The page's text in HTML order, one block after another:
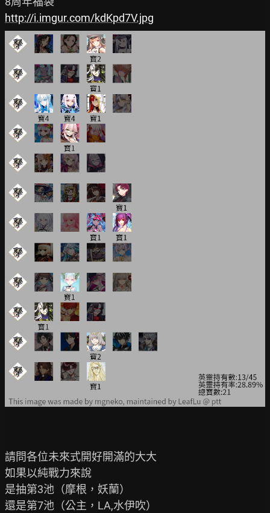
http://i.imgur.com/kdKpd7V.jpg
請問各位未來式開好開滿的大大
如果以純戰力來說
是抽第3池（摩根，妖蘭）
還是第7池（公主，LA,水伊吹）